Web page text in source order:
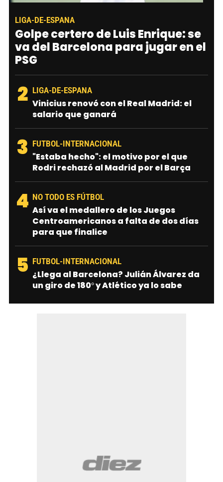
LIGA-DE-ESPANA
Golpe certero de Luis Enrique: se
va del Barcelona para jugar en el
PSG
2 LIGA-DE-ESPANA
Vinicius renovó con el Real Madrid: el
salario que ganará
3 FUTBOL-INTERNACIONAL
"Estaba hecho": el motivo por el que
Rodri rechazó al Madrid por el Barça
4 NO TODO ES FÚTBOL
Así va el medallero de los Juegos
Centroamericanos a falta de dos días
para que finalice
5 FUTBOL-INTERNACIONAL
¿Llega al Barcelona? Julián Álvarez da
un giro de 180° y Atlético ya lo sabe